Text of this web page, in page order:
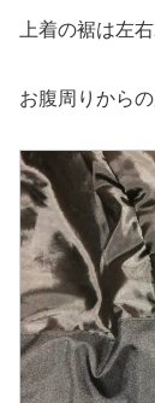
上着の裾は左
お腹周りから